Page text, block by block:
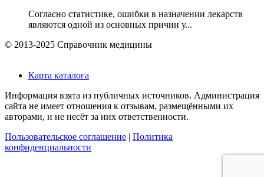
Согласно статистике, ошибки в назначении лекарств
являются одной из основных причин у...
© 2013-2025 Справочник медицины
Карта каталога
Информация взята из публичных источников. Администрация
сайта не имеет отношения к отзывам, размещёнными их
авторами, и не несёт за них ответственности.
Пользовательское соглашение | Политика
конфиденциальности